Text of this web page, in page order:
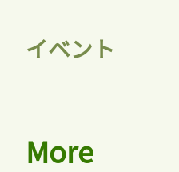
イベント
More